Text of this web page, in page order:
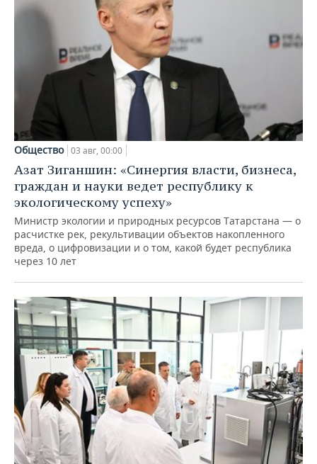
Общество 03 авг, 00:00
Азат Зиганшин: «Синергия власти, бизнеса,
граждан и науки ведет республику к
экологическому успеху»
Министр экологии и природных ресурсов Татарстана — о
расчистке рек, рекультивации объектов накопленного
вреда, о цифровизации и о том, какой будет республика
через 10 лет